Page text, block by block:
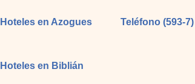
Teléfono (593-7)
Hoteles en Azogues
Hoteles en Biblián